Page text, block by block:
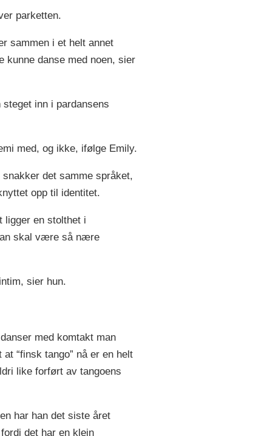
parketten.
sammen i et helt annet
kunne danse med noen, sier
inn i pardansens
med, og ikke, ifølge Emily.
det samme språket,
opp til identitet.
ligger en stolthet i
skal være så nære
sier hun.
med komtakt man
“finsk tango” nå er en helt
like forført av tangoens
har han det siste året
det har en klein